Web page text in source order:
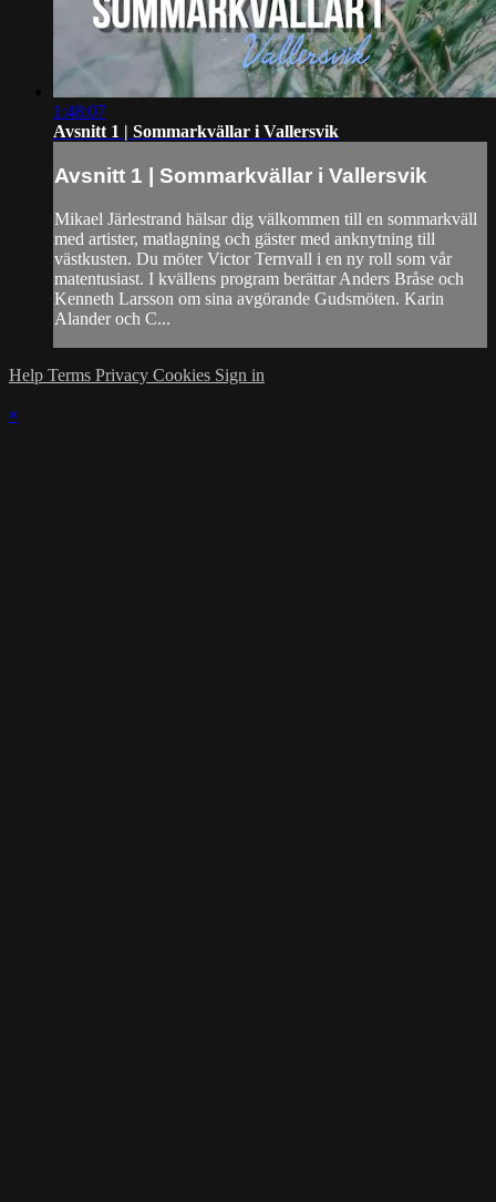
1:48:07
Avsnitt 1 | Sommarkvällar i Vallersvik
Avsnitt 1 | Sommarkvällar i Vallersvik
Mikael Järlestrand hälsar dig välkommen till en sommarkväll
med artister, matlagning och gäster med anknytning till
västkusten. Du möter Victor Ternvall i en ny roll som vår
matentusiast. I kvällens program berättar Anders Bråse och
Kenneth Larsson om sina avgörande Gudsmöten. Karin
Alander och C...
Help Terms Privacy Cookies Sign in
×